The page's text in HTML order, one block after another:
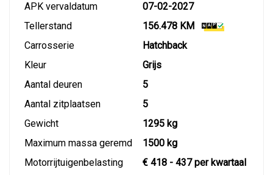
APK vervaldatum
07-02-2027
Tellerstand
156.478 KM
Carrosserie
Hatchback
Kleur
Grijs
Aantal deuren
5
Aantal zitplaatsen
5
Gewicht
1295 kg
Maximum massa geremd
1500 kg
Motorrijtuigenbelasting
€ 418 - 437 per kwartaal